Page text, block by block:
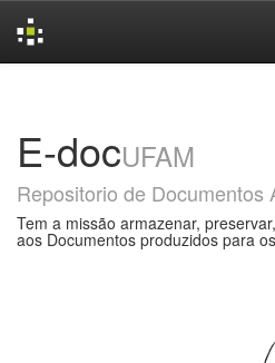
E-docUFAM
Repositorio de Documentos
Tem a missão armazenar,
aos Documentos produzidos para